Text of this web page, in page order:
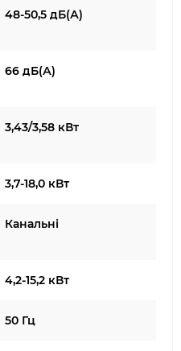
48-50,5 дБ(А)
66 дБ(А)
3,43/3,58 кВт
3,7-18,0 кВт
Канальні
4,2-15,2 кВт
50 Гц